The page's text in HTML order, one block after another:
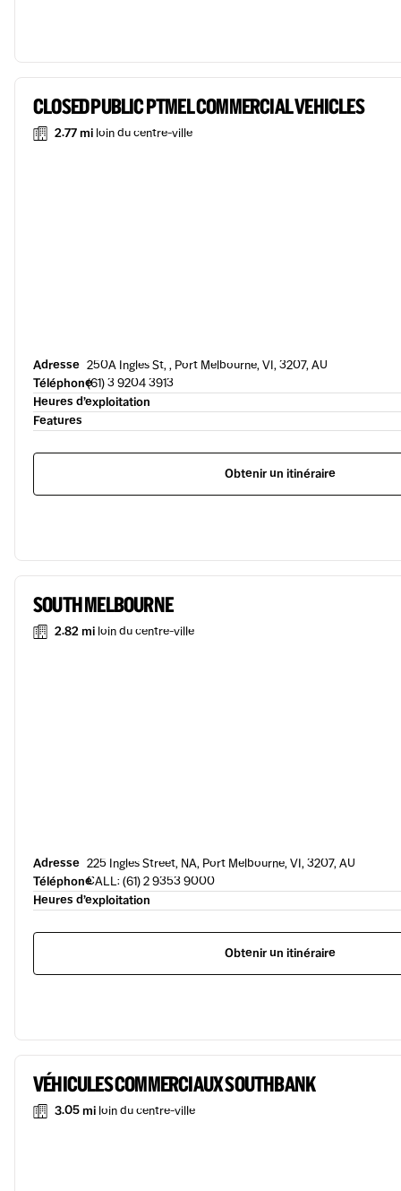
CLOSED PUBLIC PTMEL COMMERCIAL VEHICLES
2.77 mi loin du centre-ville
Adresse 250A Ingles St, , Port Melbourne, VI, 3207, AU
Téléphone(61) 3 9204 3913
Heures d’exploitation
Features
Obtenir un itinéraire
SOUTH MELBOURNE
2.82 mi loin du centre-ville
Adresse 225 Ingles Street, NA, Port Melbourne, VI, 3207, AU
TéléphoneCALL: (61) 2 9353 9000
Heures d’exploitation
Obtenir un itinéraire
VÉHICULES COMMERCIAUX SOUTHBANK
3.05 mi loin du centre-ville